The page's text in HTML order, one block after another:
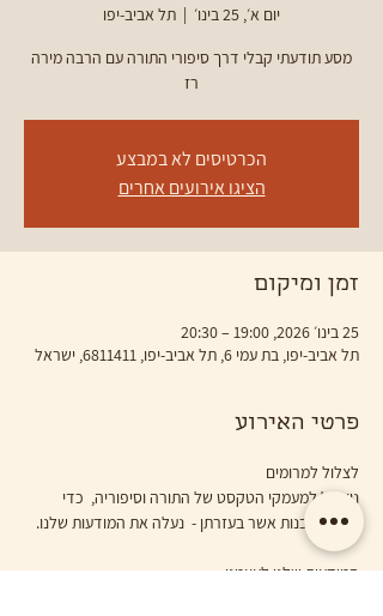
יום א׳, 25 בינו׳
  |
תל אביב-יפו
מסע תודעתי קבלי דרך סיפורי התורה עם הרבה מירה
רז
הכרטיסים לא במבצע
הציגו אירועים אחרים
זמן ומיקום
25 בינו׳ 2026, 19:00 – 20:30
תל אביב-יפו, בת עמי 6, תל אביב-יפו, 6811411, ישראל
פרטי האירוע
‏לצלול למרומים
ניצלול למעמקי הטקסט של התורה וסיפוריה,  כדי
לקבל תובנות אשר בעזרתן -  נעלה את המודעות שלנו.
המודעות שלנו לעצמנו